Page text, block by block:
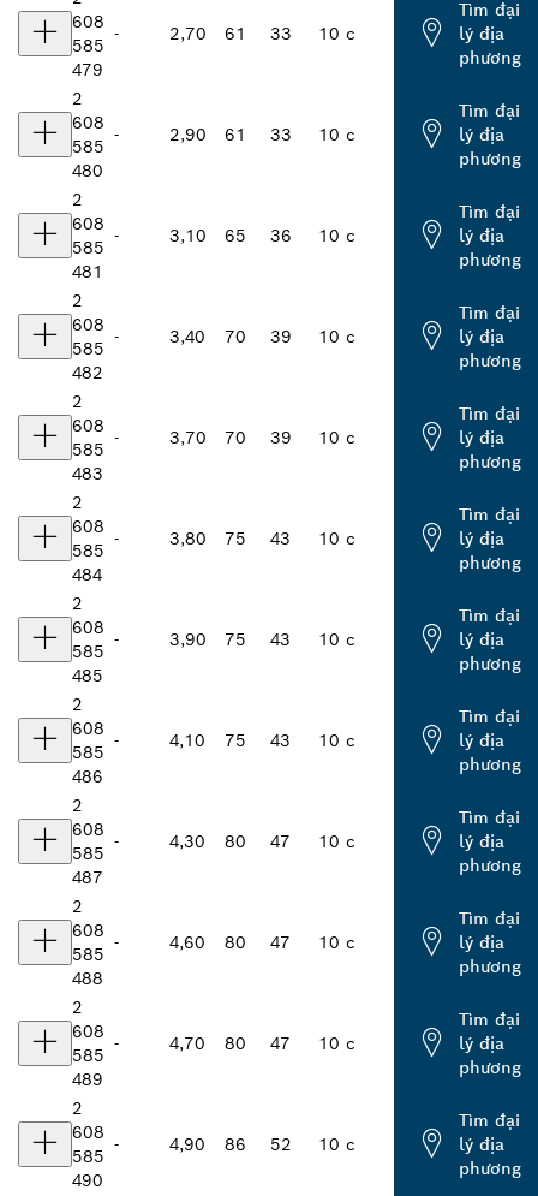
608
585
479
- 2,70 61 33 10 c
Tìm đại
lý địa
phương
2
608
585
480
- 2,90 61 33 10 c
Tìm đại
lý địa
phương
2
608
585
481
- 3,10 65 36 10 c
Tìm đại
lý địa
phương
2
608
585
482
- 3,40 70 39 10 c
Tìm đại
lý địa
phương
2
608
585
483
- 3,70 70 39 10 c
Tìm đại
lý địa
phương
2
608
585
484
- 3,80 75 43 10 c
Tìm đại
lý địa
phương
2
608
585
485
- 3,90 75 43 10 c
Tìm đại
lý địa
phương
2
608
585
486
- 4,10 75 43 10 c
Tìm đại
lý địa
phương
2
608
585
487
- 4,30 80 47 10 c
Tìm đại
lý địa
phương
2
608
585
488
- 4,60 80 47 10 c
Tìm đại
lý địa
phương
2
608
585
489
- 4,70 80 47 10 c
Tìm đại
lý địa
phương
2
608
585
490
- 4,90 86 52 10 c
Tìm đại
lý địa
phương